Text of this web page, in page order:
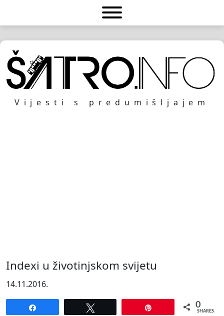
Vijesti s predumišljajem
Indexi u životinjskom svijetu
14.11.2016.
0
SHARES